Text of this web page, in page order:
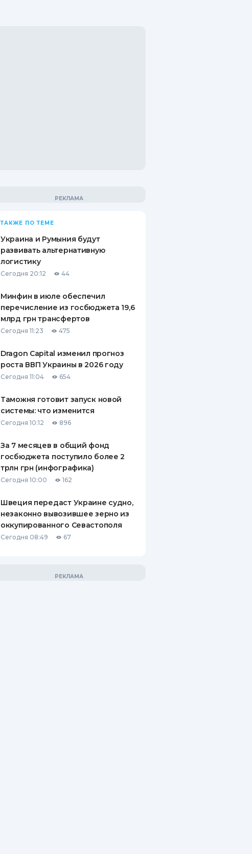
ТАКЖЕ ПО ТЕМЕ
Украина и Румыния будут
развивать альтернативную
логистику
Сегодня 20:12 44
Минфин в июле обеспечил
перечисление из госбюджета 19,6
млрд грн трансфертов
Сегодня 11:23 475
Dragon Capital изменил прогноз
роста ВВП Украины в 2026 году
Сегодня 11:04 654
Таможня готовит запуск новой
системы: что изменится
Сегодня 10:12 896
За 7 месяцев в общий фонд
госбюджета поступило более 2
трлн грн (инфографика)
Сегодня 10:00 162
Швеция передаст Украине судно,
незаконно вывозившее зерно из
оккупированного Севастополя
Сегодня 08:49 67